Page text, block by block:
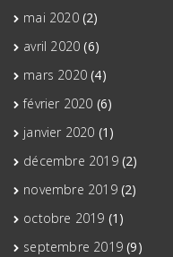
mai 2020(2)
avril 2020 (6)
mars 2020 (4)
février 2020 (6)
janvier 2020 (1)
décembre 2019(2)
novembre 2019(2)
octobre 2019 (1)
septembre 2019 (9)